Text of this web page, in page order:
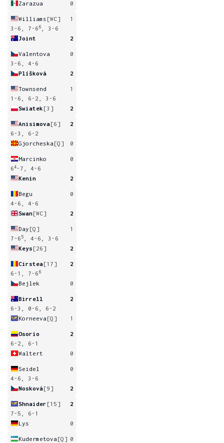
Zarazua 0
Williams [WC]
1
3-6, 7-6 6
, 3-6
Joint
2
Valentova
0
3-6, 4-6
Plíšková
2
Townsend
1
1-6, 6-2, 3-6
Swiatek [3] 2
Anisimova[6]
2
6-3, 6-2
Gjorcheska [Q] 0
Marcinko
0
64-7, 4-6
Kenin
2
Begu
0
4-6, 4-6
Swan[WC] 2
Day [Q]
1
7-6 5
, 4-6, 3-6
Keys [26] 2
Cirstea[17]
2
6-1, 7-6 6
Bejlek 0
Birrell
2
6-3, 0-6, 6-2
Korneeva [Q] 1
Osorio
2
6-2, 6-1
Waltert
0
Seidel
0
4-6, 3-6
Nosková[9] 2
Shnaider [15]
2
7-5, 6-1
Lys
0
Kudermetova [Q] 0